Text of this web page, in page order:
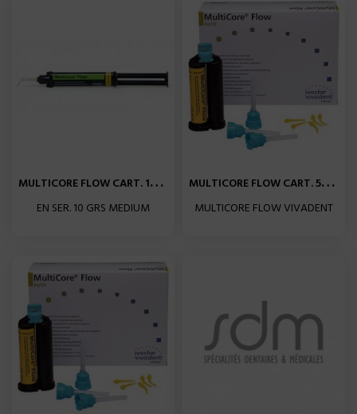
M
ULTICORE FLOW CART. 10 G...
EN SER. 10 GRS MEDIUM
M
ULTICORE FLOW CART. 50 G...
MULTICORE FLOW VIVADENT